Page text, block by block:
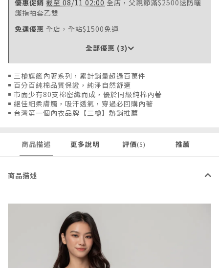
優惠促銷 截至 08/11 02:00 全店，父親節滿$2500送防曬
護指袖套乙雙
免運優惠 全店，全站$1500免運
全部優惠 (3)
￭ 三槍旗艦內著系列，累計銷量超過百萬件
￭ 百分百純棉品質保證，純淨自然舒適
￭ 市面少有80支棉密織而成，優於同級純棉內著
￭ 絕佳細柔膚觸，吸汗透氣，穿過必回購內著
￭ 台灣第一個內衣品牌【三槍】熱銷推薦
商品描述 更多說明 評價(5) 推薦
商品描述